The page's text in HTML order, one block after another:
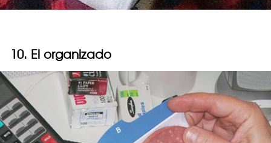
10. El organizado